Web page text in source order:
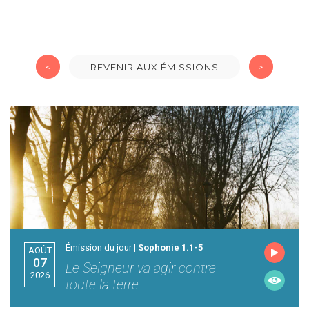
< - REVENIR AUX ÉMISSIONS - >
AOÛT
07
2026
Émission du jour | Sophonie 1.1-5
Le Seigneur va agir contre
toute la terre